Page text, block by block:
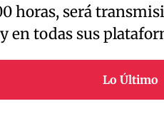
horas, será
en todas sus
Lo Último